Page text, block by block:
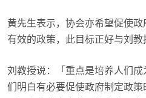
黄先生表示，协会亦希望促使
有效的政策，此目标正好与刘教
刘教授说：「重点是培养人们
们明白有必要促使政府制定政